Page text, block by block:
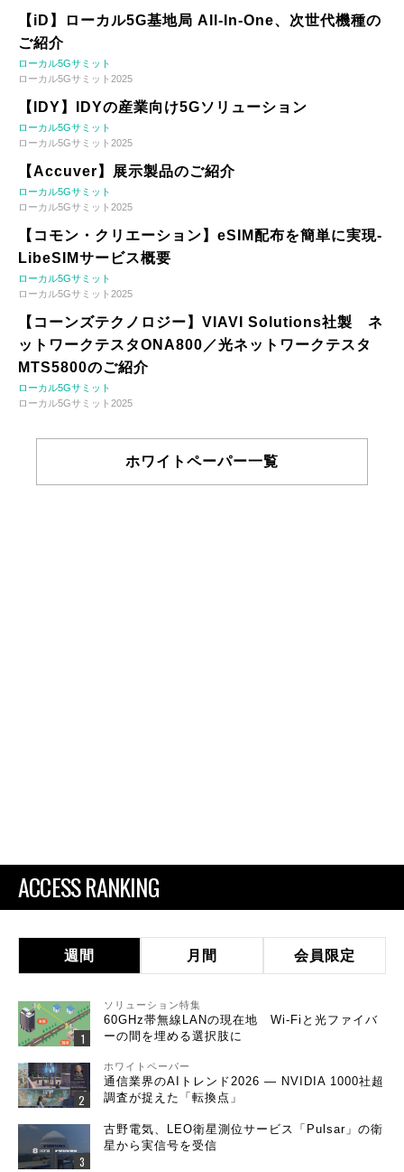
【iD】ローカル5G基地局 All-In-One、次世代機種の
ご紹介
ローカル5Gサミット
ローカル5Gサミット2025
【IDY】IDYの産業向け5Gソリューション
ローカル5Gサミット
ローカル5Gサミット2025
【Accuver】展示製品のご紹介
ローカル5Gサミット
ローカル5Gサミット2025
【コモン・クリエーション】eSIM配布を簡単に実現-
LibeSIMサービス概要
ローカル5Gサミット
ローカル5Gサミット2025
【コーンズテクノロジー】VIAVI Solutions社製 ネ
ットワークテスタONA800／光ネットワークテスタ
MTS5800のご紹介
ローカル5Gサミット
ローカル5Gサミット2025
ホワイトペーパー一覧
ACCESS RANKING
週間 月間 会員限定
ソリューション特集
60GHz帯無線LANの現在地 Wi-Fiと光ファイバ
ーの間を埋める選択肢に
ホワイトペーパー
通信業界のAIトレンド2026 ― NVIDIA 1000社超
調査が捉えた「転換点」
古野電気、LEO衛星測位サービス「Pulsar」の衛
星から実信号を受信